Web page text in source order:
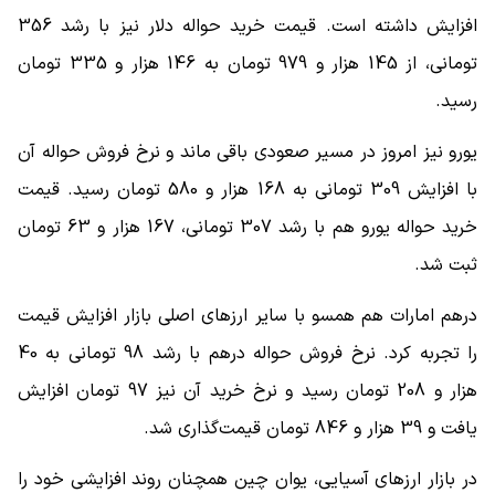
افزایش داشته است. قیمت خرید حواله دلار نیز با رشد 356
تومانی، از 145 هزار و 979 تومان به 146 هزار و 335 تومان
رسید.
یورو نیز امروز در مسیر صعودی باقی ماند و نرخ فروش حواله آن
با افزایش 309 تومانی به 168 هزار و 580 تومان رسید. قیمت
خرید حواله یورو هم با رشد 307 تومانی، 167 هزار و 63 تومان
ثبت شد.
درهم امارات هم همسو با سایر ارزهای اصلی بازار افزایش قیمت
را تجربه کرد. نرخ فروش حواله درهم با رشد 98 تومانی به 40
هزار و 208 تومان رسید و نرخ خرید آن نیز 97 تومان افزایش
یافت و 39 هزار و 846 تومان قیمت‌گذاری شد.
در بازار ارزهای آسیایی، یوان چین همچنان روند افزایشی خود را